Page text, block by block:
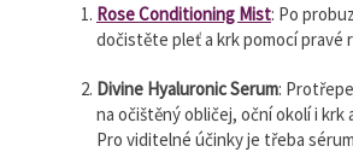
Rose Conditioning Mist: Po
dočistěte pleť a krk pomocí pravé
Divine Hyaluronic Serum:
na očištěný obličej, oční okolí i
Pro viditelné účinky je třeba